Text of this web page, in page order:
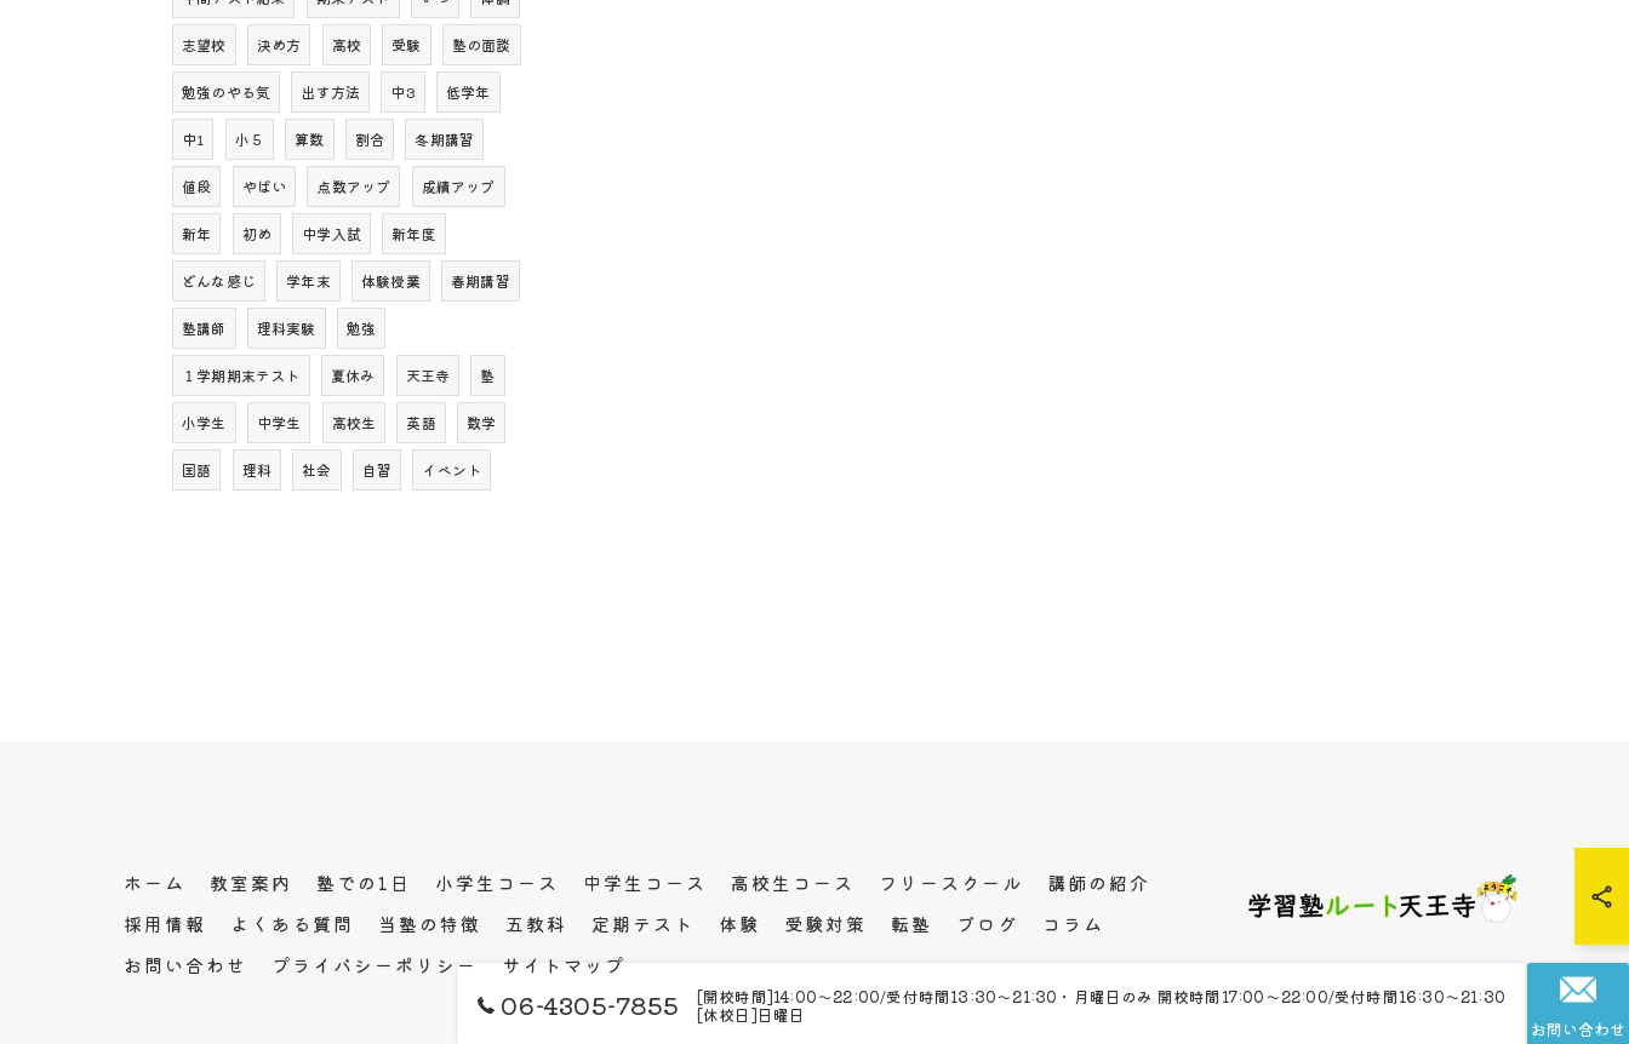
志望校 決め方 高校 受験 塾の面談
勉強のやる気 出す方法 中3 低学年
中1 小５ 算数 割合 冬期講習
値段 やばい 点数アップ 成績アップ
新年 初め 中学入試 新年度
どんな感じ 学年末 体験授業 春期講習
塾講師 理科実験 勉強
１学期期末テスト 夏休み 天王寺 塾
小学生 中学生 高校生 英語 数学
国語 理科 社会 自習 イベント
06-4305-7855 [開校時間]14:00～22:00/受付時間13:30～21:30・月曜日のみ 開校時間17:00～22:00/受付時間16:30～21:30
[休校日]日曜日
お問い合わせ
ホーム 教室案内 塾での1日 小学生コース 中学生コース 高校生コース フリースクール
講師の紹介
採用情報
よくある質問 当塾の特徴 五教科 定期テスト 体験 受験対策 転塾 ブログ
コラム
お問い合わせ
プライバシーポリシー サイトマップ
© 2026 大阪府天王寺の塾なら学習塾ルート天王寺 ALL RIGHTS RESERVED.